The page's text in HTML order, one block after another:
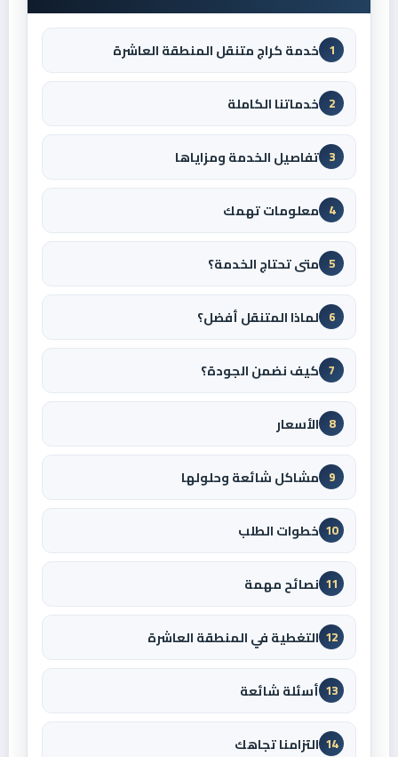
1 خدمة كراج متنقل المنطقة العاشرة
2 خدماتنا الكاملة
3 تفاصيل الخدمة ومزاياها
4 معلومات تهمك
5 متى تحتاج الخدمة؟
6 لماذا المتنقل أفضل؟
7 كيف نضمن الجودة؟
8 الأسعار
9 مشاكل شائعة وحلولها
10 خطوات الطلب
11 نصائح مهمة
12 التغطية في المنطقة العاشرة
13 أسئلة شائعة
14 التزامنا تجاهك